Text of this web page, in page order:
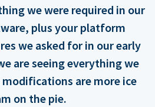
we were required in our
plus your platform
we asked for in our early
are seeing everything we
are more ice
on the pie.